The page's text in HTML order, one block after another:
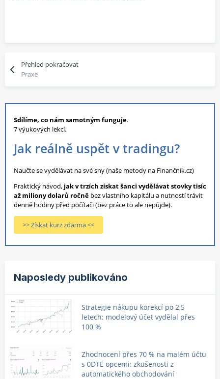
Přehled pokračovat
Praxe
Sdílíme, co nám samotným funguje.
7 výukových lekcí.
Jak reálně uspět v tradingu?
Naučte se vydělávat na své sny (naše metody na Finančník.cz)
Praktický návod, jak v trzích získat šanci vydělávat stovky tisíc
až miliony dolarů ročně bez vlastního kapitálu a nutností trávit
denně hodiny před počítači (bez práce to ale nepůjde).
>> Získat kurz zdarma <<
Naposledy publikováno
Strategie nákupu korekcí po 2,5
letech: modelový účet vydělal přes
100 %
Zhodnocení přes 70 % na malém účtu
s 0DTE opcemi: zkušenosti z
automatického obchodování